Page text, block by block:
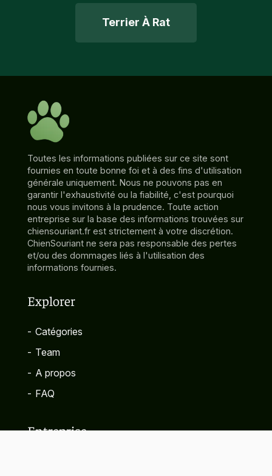
Terrier À Rat
Toutes les informations publiées sur ce site sont
fournies en toute bonne foi et à des fins d'utilisation
générale uniquement. Nous ne pouvons pas en
garantir l'exhaustivité ou la fiabilité, c'est pourquoi
nous vous invitons à la prudence. Toute action
entreprise sur la base des informations trouvées sur
chiensouriant.fr est strictement à votre discrétion.
ChienSouriant ne sera pas responsable des pertes
et/ou des dommages liés à l'utilisation des
informations fournies.
Explorer
- Catégories
- Team
- A propos
- FAQ
Entreprise